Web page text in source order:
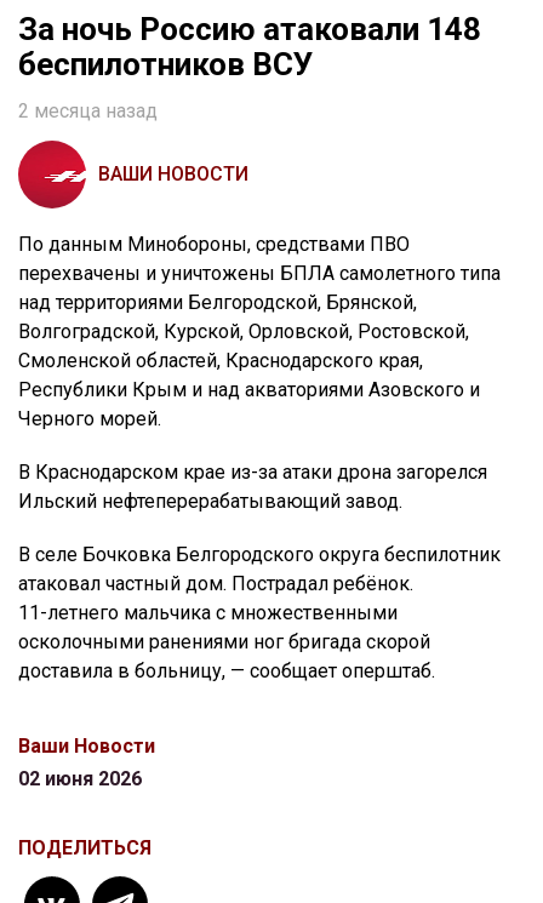
За ночь Россию атаковали 148
беспилотников ВСУ
2 месяца назад
ВАШИ НОВОСТИ
По данным Минобороны, средствами ПВО
перехвачены и уничтожены БПЛА самолетного типа
над территориями Белгородской, Брянской,
Волгоградской, Курской, Орловской, Ростовской,
Смоленской областей, Краснодарского края,
Республики Крым и над акваториями Азовского и
Черного морей.
В Краснодарском крае из-за атаки дрона загорелся
Ильский нефтеперерабатывающий завод.
В селе Бочковка Белгородского округа беспилотник
атаковал частный дом. Пострадал ребёнок.
11-летнего мальчика с множественными
осколочными ранениями ног бригада скорой
доставила в больницу, — сообщает оперштаб.
Ваши Новости
02 июня 2026
ПОДЕЛИТЬСЯ